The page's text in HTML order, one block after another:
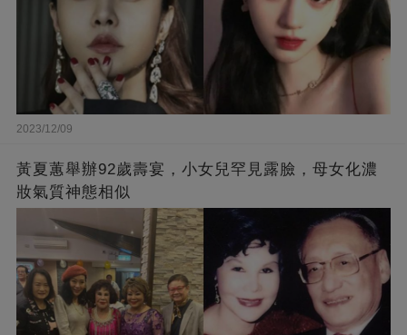
2023/12/09
黃夏蕙舉辦92歲壽宴，小女兒罕見露臉，母女化濃
妝氣質神態相似